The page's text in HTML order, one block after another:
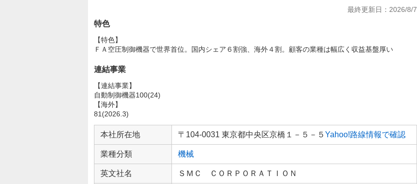
最終更新日： 2026/8/7
特色
【特色】
ＦＡ空圧制御機器で世界首位。国内シェア６割強、海外４割。顧客の業種は幅広く収益基盤厚い
連結事業
【連結事業】
自動制御機器100(24)
【海外】
81(2026.3)
企
業
情
報
本社所在地 〒104-0031 東京都中央区京橋１－５－５ Yahoo!路線情報で確認
業種分類 機械
英文社名 ＳＭＣ ＣＯＲＰＯＲＡＴＩＯＮ